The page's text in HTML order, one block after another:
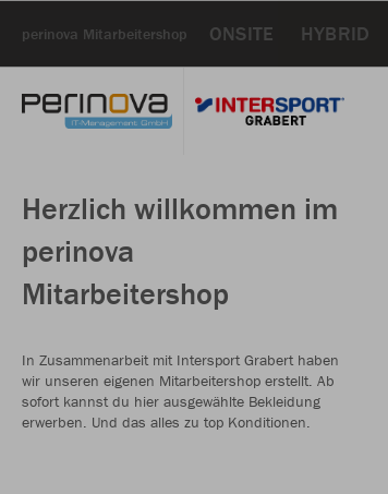
perinova Mitarbeitershop ONSITE HYBRID
Herzlich willkommen im
perinova
Mitarbeitershop
In Zusammenarbeit mit Intersport Grabert haben
wir unseren eigenen Mitarbeitershop erstellt. Ab
sofort kannst du hier ausgewählte Bekleidung
erwerben. Und das alles zu top Konditionen.